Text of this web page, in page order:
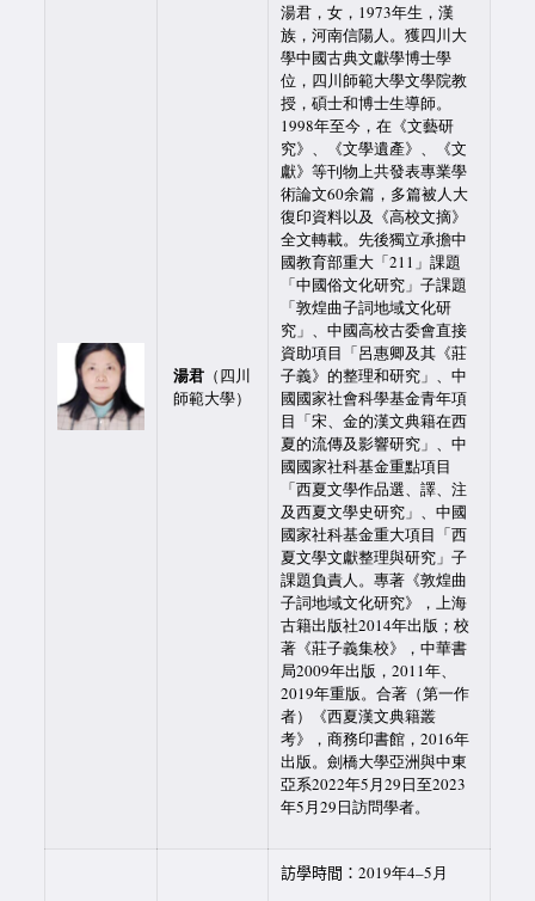
湯君 （四川
師範大學）
湯君，女，1973年生，漢
族，河南信陽人。獲四川大
學中國古典文獻學博士學
位，四川師範大學文學院教
授，碩士和博士生導師。
1998年至今，在《文藝研
究》、《文學遺產》、《文
獻》等刊物上共發表專業學
術論文60余篇，多篇被人大
復印資料以及《高校文摘》
全文轉載。先後獨立承擔中
國教育部重大「211」課題
「中國俗文化研究」子課題
「敦煌曲子詞地域文化研
究」、中國高校古委會直接
資助項目「呂惠卿及其《莊
子義》的整理和研究」、中
國國家社會科學基金青年項
目「宋、金的漢文典籍在西
夏的流傳及影響研究」、中
國國家社科基金重點項目
「西夏文學作品選、譯、注
及西夏文學史研究」、中國
國家社科基金重大項目「西
夏文學文獻整理與研究」子
課題負責人。專著《敦煌曲
子詞地域文化研究》，上海
古籍出版社2014年出版；校
著《莊子義集校》，中華書
局2009年出版，2011年、
2019年重版。合著（第一作
者）《西夏漢文典籍叢
考》，商務印書館，2016年
出版。劍橋大學亞洲與中東
亞系2022年5月29日至2023
年5月29日訪問學者。
訪學時間： 2019年4–5月